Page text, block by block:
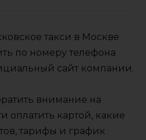
такси в Москве
по номеру телефона
сайт компании.
внимание на
оплатить картой, какие
тарифы и график